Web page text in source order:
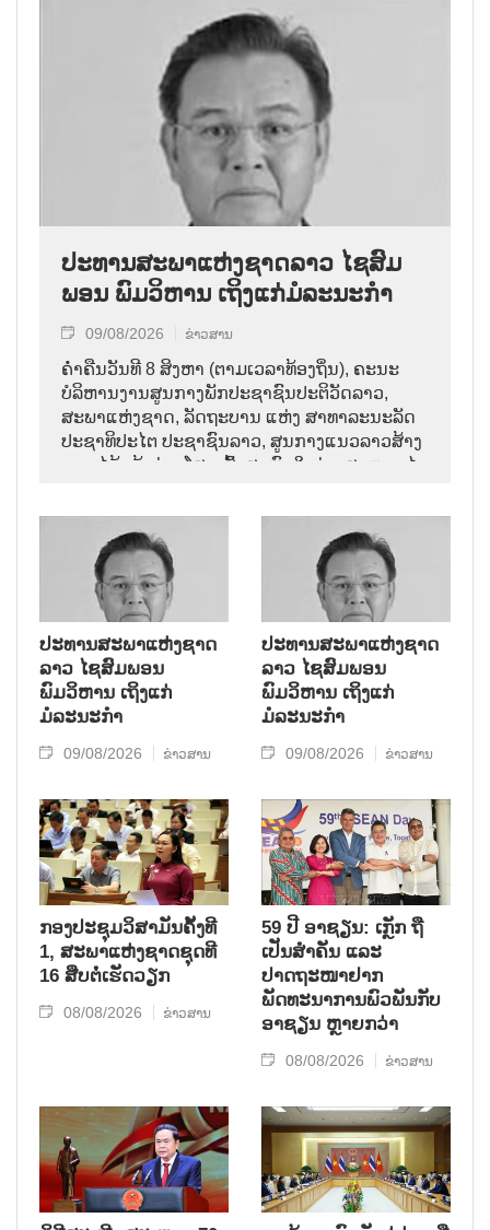
ປະທານສະພາແຫ່ງຊາດລາວ ໄຊສົມ
ພອນ ພົມວິຫານ ເຖິງແກ່ມໍລະນະກຳ
09/08/2026 ຂ່າວສານ
ຄ່ຳຄືນວັນທີ 8 ສິງຫາ (ຕາມເວລາທ້ອງຖິ່ນ), ຄະນະ
ບໍລິຫານງານສູນກາງພັກປະຊາຊົນປະຕິວັດລາວ,
ສະພາແຫ່ງຊາດ, ລັດຖະບານ ແຫ່ງ ສາທາລະນະລັດ
ປະຊາທິປະໄຕ ປະຊາຊົນລາວ, ສູນກາງແນວລາວສ້າງ
ຊາດ ໄດ້ແຈ້ງຂ່າວໂສກເສົ້າສະຫຼົດໃຈວ່າ: ສະຫາຍ ໄຊ
ໄດ້ເຖິງແກ່ມໍລະນະກຳ ໃນອາຍຸ 70 ປີ, ຫຼັງຈາກປ່ວຍ
ຮ້າຍແຮງມາເປັນໄລຍະໜຶ່ງ.
ປະທານສະພາແຫ່ງຊາດ
ລາວ ໄຊສົມພອນ
ພົມວິຫານ ເຖິງແກ່
ມໍລະນະກຳ
09/08/2026 ຂ່າວສານ
ປະທານສະພາແຫ່ງຊາດ
ລາວ ໄຊສົມພອນ
ພົມວິຫານ ເຖິງແກ່
ມໍລະນະກຳ
09/08/2026 ຂ່າວສານ
ກອງປະຊຸມວິສາມັນຄັ້ງທີ
1, ສະພາແຫ່ງຊາດຊຸດທີ
16 ສືບຕໍ່ເຮັດວຽກ
08/08/2026 ຂ່າວສານ
59 ປີ ອາຊຽນ: ເກຼັກ ຖື
ເປັນສຳຄັນ ແລະ
ປາດຖະໜາຢາກ
ພັດທະນາການພົວພັນກັບ
ອາຊຽນ ຫຼາຍກວ່າ
08/08/2026 ຂ່າວສານ